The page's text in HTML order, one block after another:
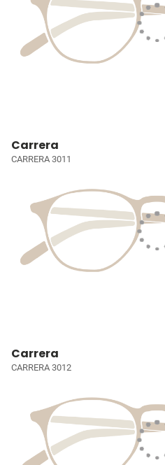
Carrera
CARRERA 3011
Carrera
CARRERA 3012